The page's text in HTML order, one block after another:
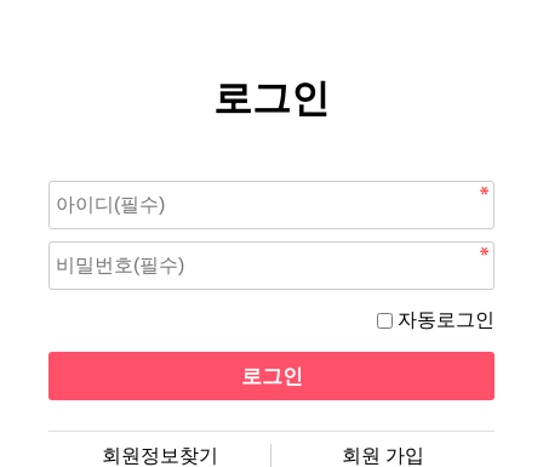
로그인
자동로그인
회원정보찾기 회원 가입